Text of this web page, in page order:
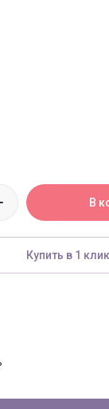
В
Купить в 1 клик